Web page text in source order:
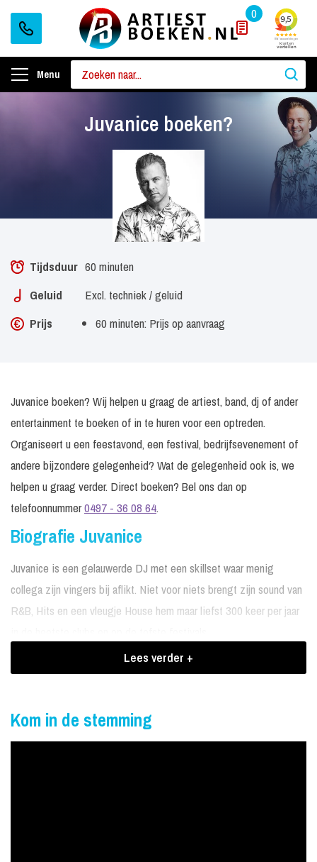
0
Menu
Juvanice boeken?
Tijdsduur 60 minuten
Geluid
Excl. techniek / geluid
Prijs
60 minuten: Prijs op aanvraag
Juvanice boeken? Wij helpen u graag de artiest, band, dj of ander
entertainment te boeken of in te huren voor een optreden.
Organiseert u een feestavond, een festival, bedrijfsevenement of
andere bijzondere gelegenheid? Wat de gelegenheid ook is, we
helpen u graag verder. Direct boeken? Bel ons dan op
telefoonnummer0497 - 36 08 64.
Biografie Juvanice
Juvanice is een gelauwerde DJ met een skillset waar menig
collega zijn vingers bij aflikt. Niet voor niets brengt zijn sound van
R&B, Hits en een vleugje House hem maar liefst 300 keer per jaar
Boekingen Juvanice
o.a. Solar, Mysteryland en Amsterdam Open Air kunnen daarover
Lees verder +
Kom in de stemming